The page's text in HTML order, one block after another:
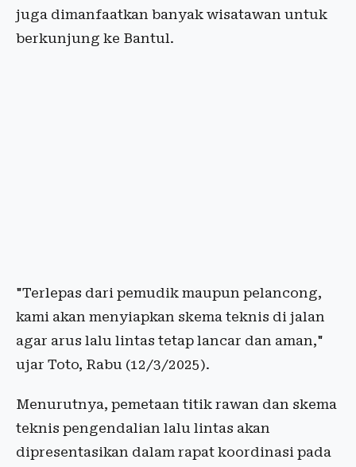
juga dimanfaatkan banyak wisatawan untuk
berkunjung ke Bantul.
"Terlepas dari pemudik maupun pelancong,
kami akan menyiapkan skema teknis di jalan
agar arus lalu lintas tetap lancar dan aman,"
ujar Toto, Rabu (12/3/2025).
Menurutnya, pemetaan titik rawan dan skema
teknis pengendalian lalu lintas akan
dipresentasikan dalam rapat koordinasi pada